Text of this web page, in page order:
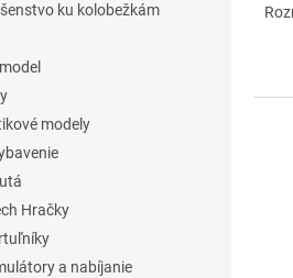
ku kolobežkám
modely
Hračky
a nabíjanie